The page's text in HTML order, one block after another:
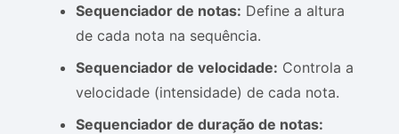
Sequenciador de notas: Define a altura
de cada nota na sequência.
Sequenciador de velocidade: Controla a
velocidade (intensidade) de cada nota.
Sequenciador de duração de notas: